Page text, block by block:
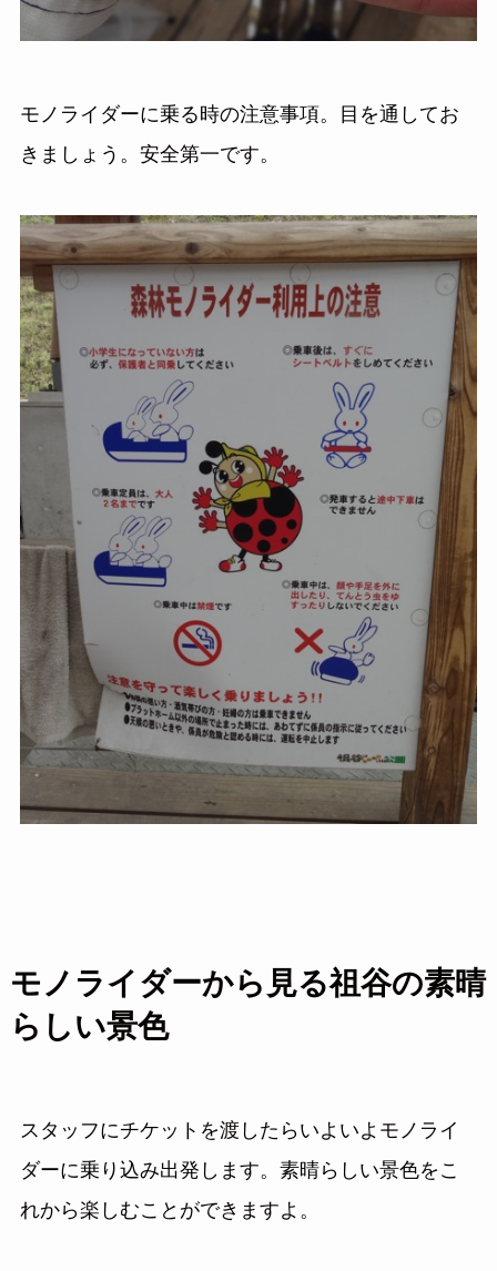
モノライダーに乗る時の注意事項。目を通してお
きましょう。安全第一です。
モノライダーから見る祖谷の素晴
らしい景色
スタッフにチケットを渡したらいよいよモノライ
ダーに乗り込み出発します。素晴らしい景色をこ
れから楽しむことができますよ。